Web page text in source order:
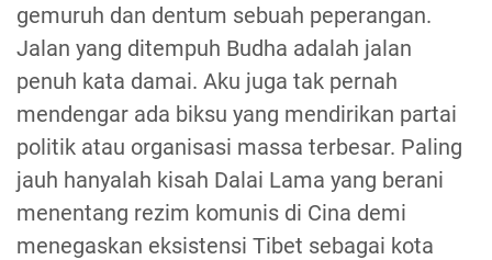
gemuruh dan dentum sebuah peperangan.
Jalan yang ditempuh Budha adalah jalan
penuh kata damai. Aku juga tak pernah
mendengar ada biksu yang mendirikan partai
politik atau organisasi massa terbesar. Paling
jauh hanyalah kisah Dalai Lama yang berani
menentang rezim komunis di Cina demi
menegaskan eksistensi Tibet sebagai kota